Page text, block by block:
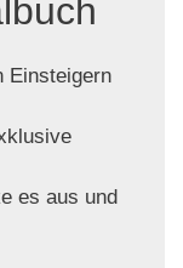
Einsteigern
es aus und